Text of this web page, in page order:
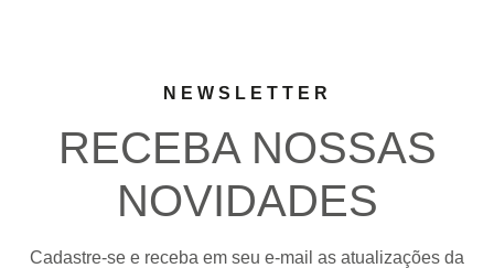
NEWSLETTER
RECEBA NOSSAS
NOVIDADES
Cadastre-se e receba em seu e-mail as atualizações da